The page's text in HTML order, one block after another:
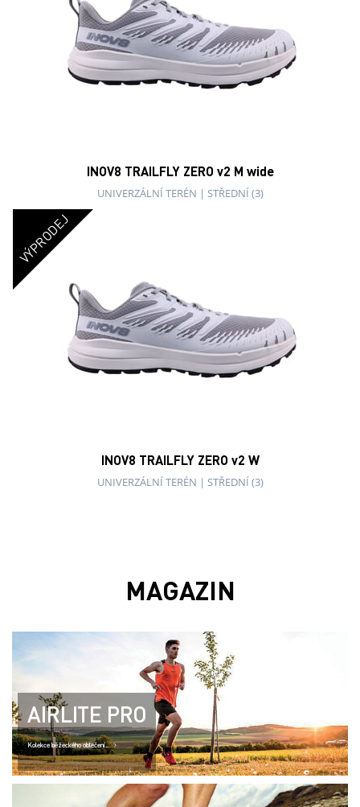
INOV8 TRAILFLY ZERO v2 M wide
UNIVERZÁLNÍ TERÉN | STŘEDNÍ (3)
VÝPRODEJ
INOV8 TRAILFLY ZERO v2 W
UNIVERZÁLNÍ TERÉN | STŘEDNÍ (3)
MAGAZIN
AIRLITE PRO
Kolekce běžeckého oblečení..